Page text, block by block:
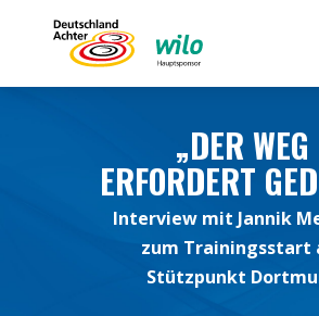
„DER WEG
ERFORDERT
Interview mit Jannik
zum Trainingsstart
Stützpunkt